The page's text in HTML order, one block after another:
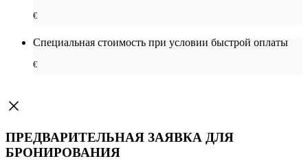
€
Специальная cтоимость при условии быстрой оплаты
€
ПРЕДВАРИТЕЛЬНАЯ ЗАЯВКА ДЛЯ
БРОНИРОВАНИЯ